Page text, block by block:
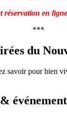
réservation en
***
du
savoir pour bien